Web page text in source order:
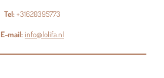
Tel:+31620395773
E-mail:info@lolifa.nl